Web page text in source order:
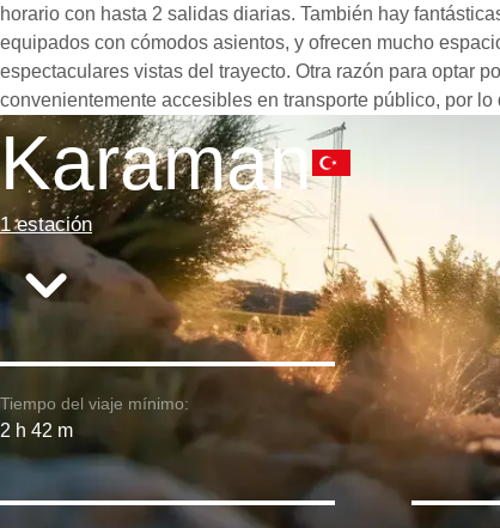
horario con hasta 2 salidas diarias. También hay
equipados con cómodos asientos, y ofrecen mucho
espectaculares vistas del trayecto. Otra razón para optar
convenientemente accesibles en transporte público, por
Karaman
1 estación
Tiempo del viaje mínimo:
2 h 42 m